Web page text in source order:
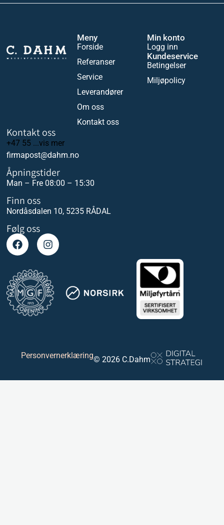
Meny
Forside
Referanser
Service
Leverandører
Om oss
Kontakt oss
Min konto
Logg inn
Kundeservice
Betingelser
Miljøpolicy
Kontakt oss
+47 55 ...vis mer
firmapost@dahm.no
Åpningstider
Man – Fre 08:00 – 15:30
Finn oss
Nordåsdalen 10, 5235 RÅDAL
Følg oss
Personvernerklæring© 2026 C.Dahm